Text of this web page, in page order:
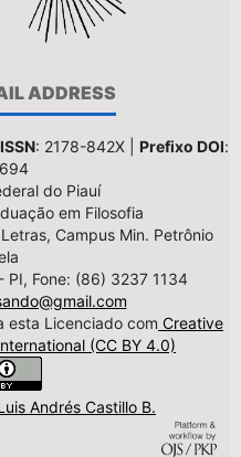
ADDRESS
ISSN: 2178-842X | Prefixo DOI:
do Piauí
em Filosofia
Campus Min. Petrônio
Fone: (86) 3237 1134
esta Licenciado com Creative
(CC BY 4.0)
Andrés Castillo B.